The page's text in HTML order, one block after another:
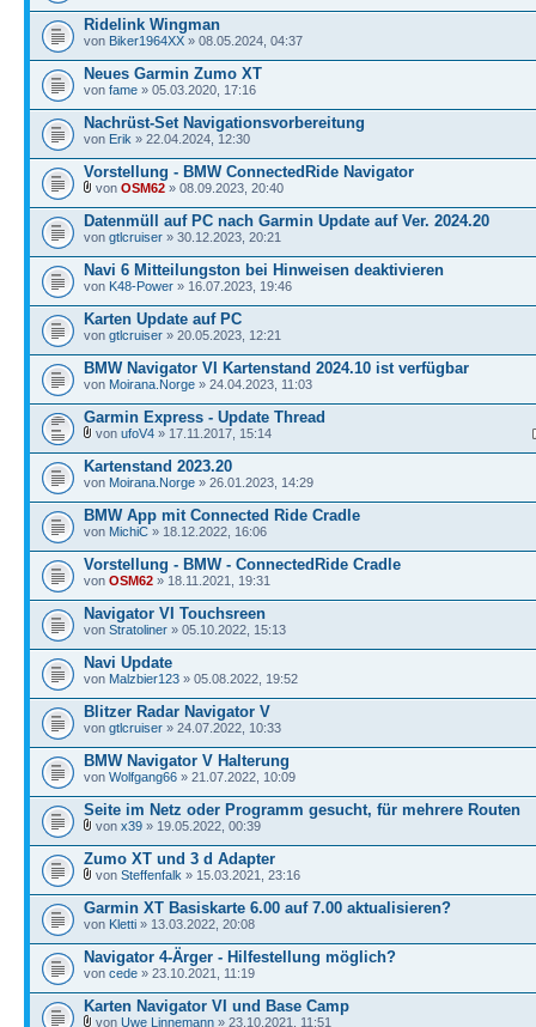
Ridelink Wingman
von Biker1964XX » 08.05.2024, 04:37
Neues Garmin Zumo XT
von fame » 05.03.2020, 17:16
Nachrüst-Set Navigationsvorbereitung
von Erik » 22.04.2024, 12:30
Vorstellung - BMW ConnectedRide Navigator
von OSM62 » 08.09.2023, 20:40
Datenmüll auf PC nach Garmin Update auf Ver. 2024.20
von gtlcruiser » 30.12.2023, 20:21
Navi 6 Mitteilungston bei Hinweisen deaktivieren
von K48-Power » 16.07.2023, 19:46
Karten Update auf PC
von gtlcruiser » 20.05.2023, 12:21
BMW Navigator VI Kartenstand 2024.10 ist verfügbar
von Moirana.Norge » 24.04.2023, 11:03
Garmin Express - Update Thread
von ufoV4 » 17.11.2017, 15:14
Kartenstand 2023.20
von Moirana.Norge » 26.01.2023, 14:29
BMW App mit Connected Ride Cradle
von MichiC » 18.12.2022, 16:06
Vorstellung - BMW - ConnectedRide Cradle
von OSM62 » 18.11.2021, 19:31
Navigator VI Touchsreen
von Stratoliner » 05.10.2022, 15:13
Navi Update
von Malzbier123 » 05.08.2022, 19:52
Blitzer Radar Navigator V
von gtlcruiser » 24.07.2022, 10:33
BMW Navigator V Halterung
von Wolfgang66 » 21.07.2022, 10:09
Seite im Netz oder Programm gesucht, für mehrere Routen
von x39 » 19.05.2022, 00:39
Zumo XT und 3 d Adapter
von Steffenfalk » 15.03.2021, 23:16
Garmin XT Basiskarte 6.00 auf 7.00 aktualisieren?
von Kletti » 13.03.2022, 20:08
Navigator 4-Ärger - Hilfestellung möglich?
von cede » 23.10.2021, 11:19
Karten Navigator VI und Base Camp
von Uwe Linnemann » 23.10.2021, 11:51